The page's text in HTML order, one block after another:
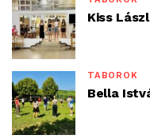
Kiss
TÁBOROK
Bella